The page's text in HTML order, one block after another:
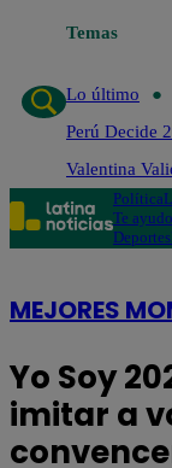
Temas
Lo último
Lo último
Perú Decide
Valentina
Política
Te ayudo
Deportes
MEJORES
Yo Soy
imitar a